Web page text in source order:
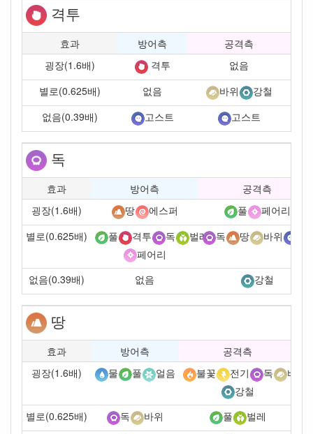
격투
효과 방어측
공격측
굉장(1.6배)
격투
없음
별로(0.625배)
없음 바위
강철
없음(0.39배)
고스트 고스트
독
효과 방어측
공격측
굉장(1.6배)
땅 에스퍼 풀
페어리
별로(0.625배)
풀 격투 독
벌레
페어리
독 땅 바위
없음(0.39배) 없음 강철
땅
효과 방어측
공격측
굉장(1.6배)
물 풀 얼음 불꽃 전기 독
바위
강철
별로(0.625배)
독 바위 풀
벌레